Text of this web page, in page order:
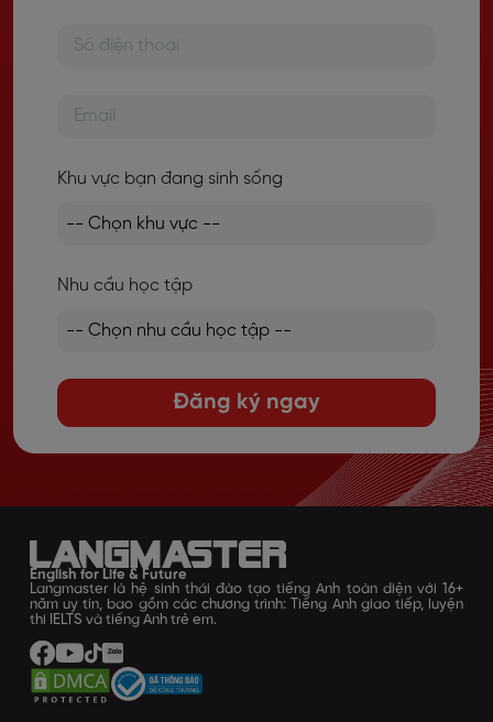
Khu vực bạn đang sinh sống
Nhu cầu học tập
Đăng ký ngay
English for Life & Future
Langmaster là hệ sinh thái đào tạo tiếng Anh toàn diện với 16+
năm uy tín, bao gồm các chương trình: Tiếng Anh giao tiếp, luyện
thi IELTS và tiếng Anh trẻ em.